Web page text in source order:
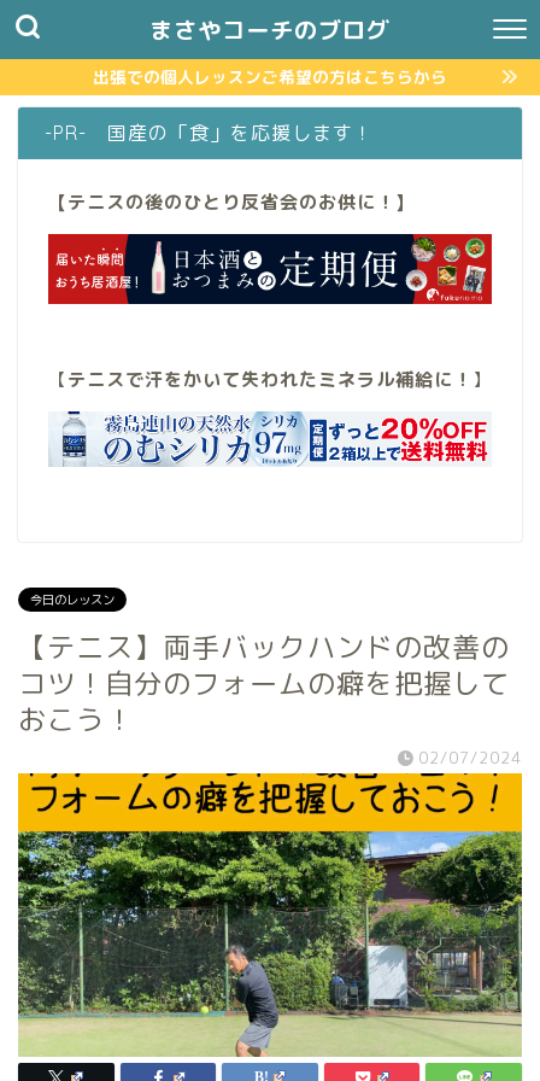
まさやコーチのブログ
出張での個人レッスンご希望の方はこちらから
-PR- 国産の「食」を応援します！
【テニスの後のひとり反省会のお供に！】
【テニスで汗をかいて失われたミネラル補給に！ 】
今日のレッスン
【テニス】両手バックハンドの改善の
コツ！自分のフォームの癖を把握して
おこう！
02/07/2024